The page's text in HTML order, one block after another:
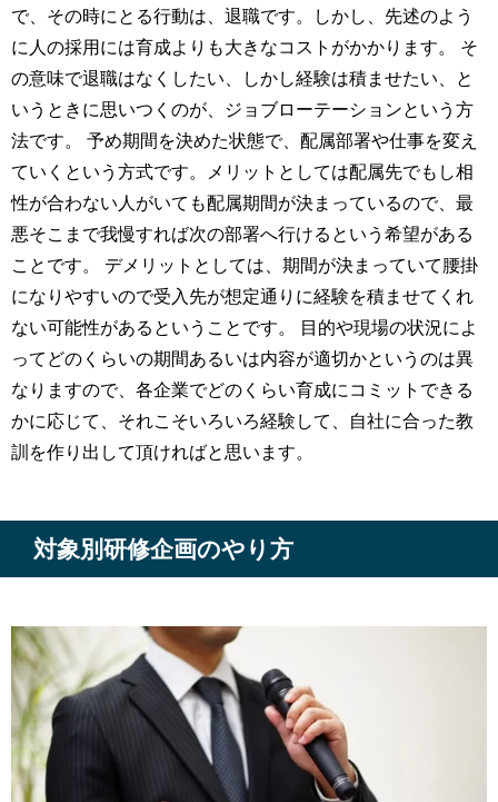
で、その時にとる行動は、退職です。しかし、先述のよう
に人の採用には育成よりも大きなコストがかかります。 そ
の意味で退職はなくしたい、しかし経験は積ませたい、と
いうときに思いつくのが、ジョブローテーションという方
法です。 予め期間を決めた状態で、配属部署や仕事を変え
ていくという方式です。メリットとしては配属先でもし相
性が合わない人がいても配属期間が決まっているので、最
悪そこまで我慢すれば次の部署へ行けるという希望がある
ことです。 デメリットとしては、期間が決まっていて腰掛
になりやすいので受入先が想定通りに経験を積ませてくれ
ない可能性があるということです。 目的や現場の状況によ
ってどのくらいの期間あるいは内容が適切かというのは異
なりますので、各企業でどのくらい育成にコミットできる
かに応じて、それこそいろいろ経験して、自社に合った教
訓を作り出して頂ければと思います。
対象別研修企画のやり方